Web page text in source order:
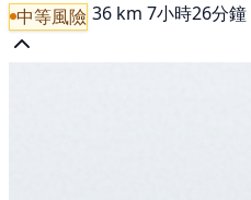
中等風險 36 km 7小時26分鐘